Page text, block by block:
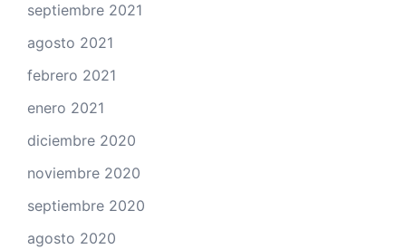
septiembre 2021
agosto 2021
febrero 2021
enero 2021
diciembre 2020
noviembre 2020
septiembre 2020
agosto 2020